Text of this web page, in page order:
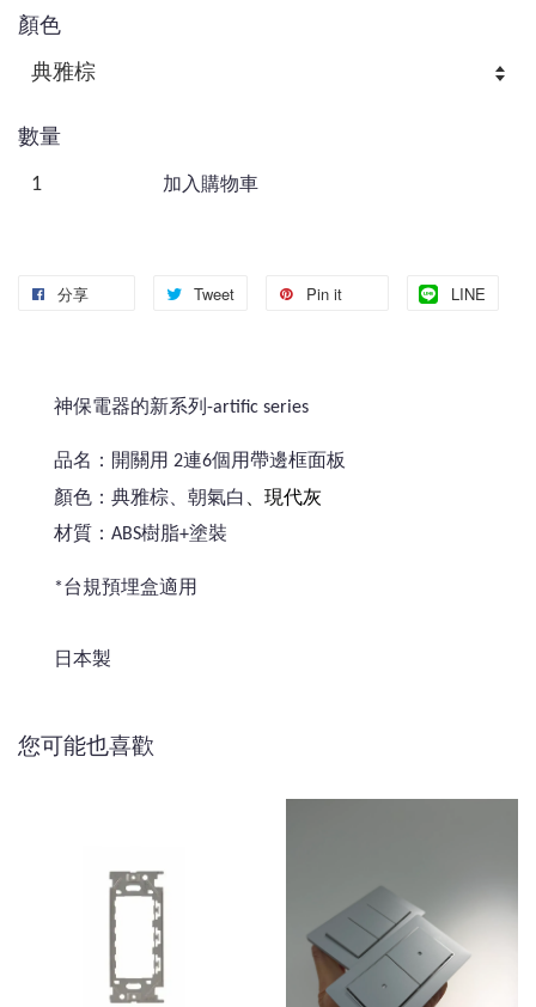
顏色
數量
加入購物車
分享 Tweet Pin it LINE
神保電器的新系列-artific series
品名：開關用 2連6個用帶邊框面板
顏色：典雅棕、朝氣白 、現代灰
材質：ABS樹脂+塗裝
*台規預埋盒適用
日本製
您可能也喜歡